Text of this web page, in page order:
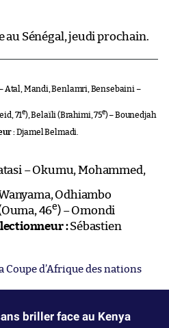
au Sénégal, jeudi prochain.
Atal, Mandi, Benlamri, Bensebaini –
71e), Belaïli (Brahimi, 75e) – Bounedjah
:Djamel Belmadi.
– Okumu, Mohammed,
Odhiambo
46e) – Omondi
:Sébastien
Coupe d’Afrique des nations
briller face au Kenya